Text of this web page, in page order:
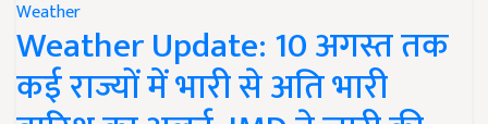
Weather
Weather Update: 10 अगस्त तक
कई राज्यों में भारी से अति भारी